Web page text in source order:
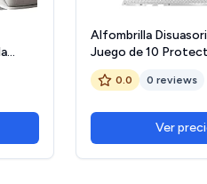
Alfombrilla
Juego de 10
Muebles |
para Jardín Muebles
0.0 0 reviews
Ver